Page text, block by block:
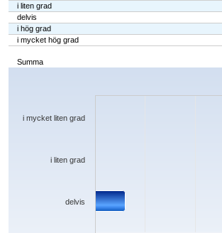
i liten grad
delvis
i hög grad
i mycket hög grad
Summa
Chart
The chart has 1 X axis displaying categories.
delvis
i liten grad
i mycket liten grad